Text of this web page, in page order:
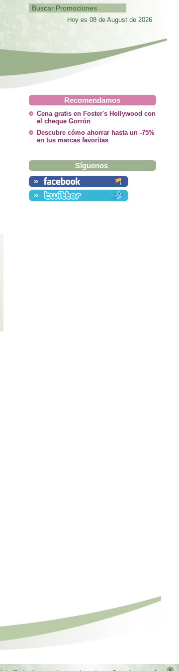
Hoy es 08 de August de 2026
Recomendamos
Cena gratis en Foster's Hollywood con
el cheque Gorrón
Descubre cómo ahorrar hasta un -75%
en tus marcas favoritas
Síguenos